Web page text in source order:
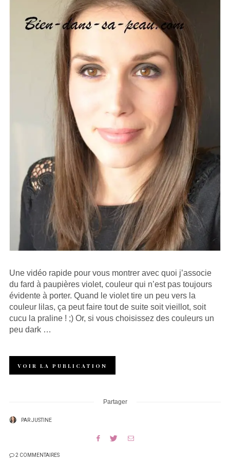
Une vidéo rapide pour vous montrer avec quoi j’associe
du fard à paupières violet, couleur qui n’est pas toujours
évidente à porter. Quand le violet tire un peu vers la
couleur lilas, ça peut faire tout de suite soit vieillot, soit
cucu la praline ! ;) Or, si vous choisissez des couleurs un
peu dark …
VOIR LA PUBLICATION
Partager
PARJUSTINE
2 COMMENTAIRES